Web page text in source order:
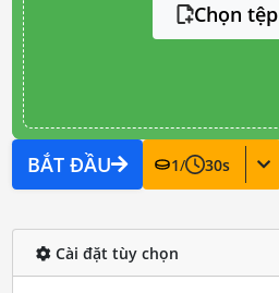
Chọn tệp
BẮT ĐẦU 1/ 30s
Cài đặt tùy chọn